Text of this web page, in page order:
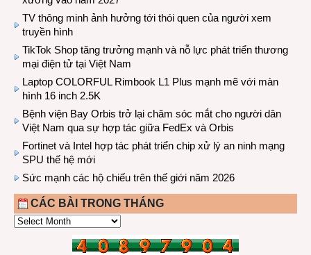
TV thông minh ảnh hưởng tới thói quen của người xem
truyền hình
TikTok Shop tăng trưởng mạnh và nỗ lực phát triển thương
mại điện tử tại Việt Nam
Laptop COLORFUL Rimbook L1 Plus mạnh mẽ với màn
hình 16 inch 2.5K
Bệnh viện Bay Orbis trở lại chăm sóc mắt cho người dân
Việt Nam qua sự hợp tác giữa FedEx và Orbis
Fortinet và Intel hợp tác phát triển chip xử lý an ninh mạng
SPU thế hệ mới
Sức mạnh các hộ chiếu trên thế giới năm 2026
CÁC BÀI TRONG THÁNG
CÁC